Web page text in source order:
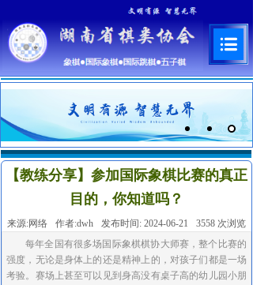
【教练分享】参加国际象棋比赛的真正
目的，你知道吗？
来源:网络 作者:dwh 发布时间: 2024-06-21 3558 次浏览
每年全国有很多场国际象棋棋协大师赛，整个比赛的
强度，无论是身体上的还是精神上的，对孩子们都是一场
考验。赛场上甚至可以见到身高没有桌子高的幼儿园小朋